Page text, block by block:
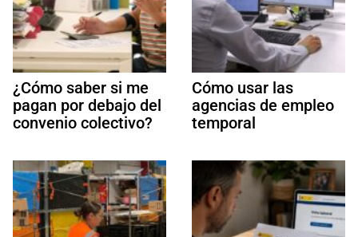
¿Cómo saber si me
pagan por debajo del
convenio colectivo?
Cómo usar las
agencias de empleo
temporal